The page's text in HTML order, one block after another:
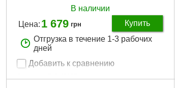
В наличии
Цена: 1 679 грн
Купить
Отгрузка в течение 1-3 рабочих
дней
Добавить к сравнению